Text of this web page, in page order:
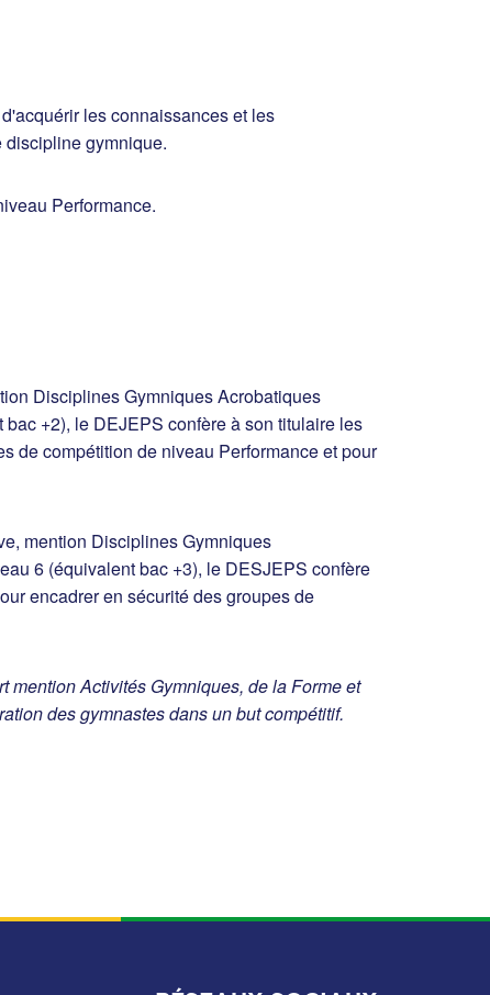
les connaissances et les
discipline gymnique.
Performance.
Disciplines Gymniques Acrobatiques
+2), le DEJEPS confère à son titulaire les
de compétition de niveau Performance et pour
mention Disciplines Gymniques
6 (équivalent bac +3), le DESJEPS confère
encadrer en sécurité des groupes de
mention Activités Gymniques, de la Forme et
des gymnastes dans un but compétitif.